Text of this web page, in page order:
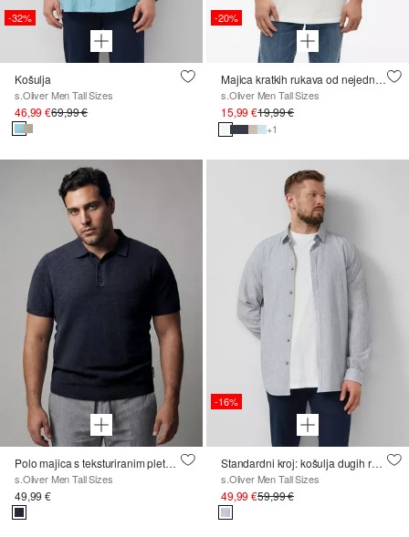
-32%
Košulja
s.Oliver Men Tall Sizes
46,99 €69,99 €
-20%
Majica kratkih rukava od nejednolikog prediva s aplikacijom
s.Oliver Men Tall Sizes
15,99 €19,99 €
+1
Polo majica s teksturiranim pletenjem
s.Oliver Men Tall Sizes
49,99 €
-16%
Standardni kroj: košulja dugih rukava od mješavine lana s prugama
s.Oliver Men Tall Sizes
49,99 €59,99 €